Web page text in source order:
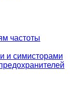
частоты
и симисторами